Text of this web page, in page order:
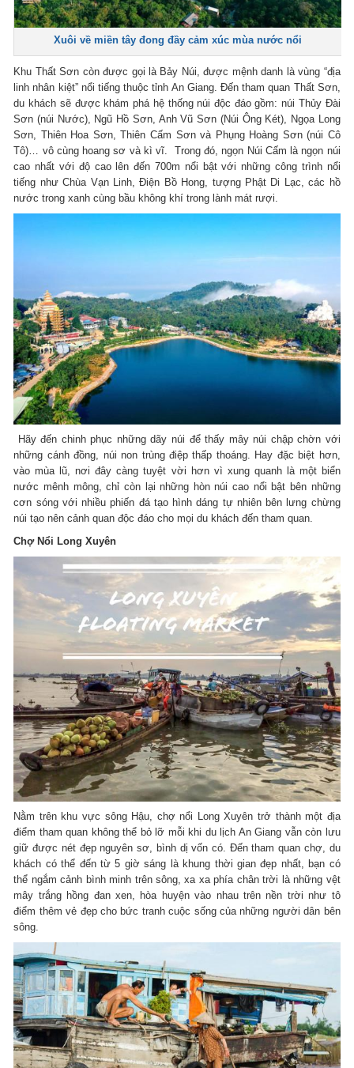
Xuôi về miền tây đong đầy cảm xúc mùa nước nổi
Khu Thất Sơn còn được gọi là Bảy Núi, được mệnh danh là vùng “địa
linh nhân kiệt” nổi tiếng thuộc tỉnh An Giang. Đến tham quan Thất Sơn,
du khách sẽ được khám phá hệ thống núi độc đáo gồm: núi Thủy Đài
Sơn (núi Nước), Ngũ Hồ Sơn, Anh Vũ Sơn (Núi Ông Két), Ngọa Long
Sơn, Thiên Hoa Sơn, Thiên Cấm Sơn và Phụng Hoàng Sơn (núi Cô
Tô)… vô cùng hoang sơ và kì vĩ. Trong đó, ngọn Núi Cấm là ngọn núi
cao nhất với độ cao lên đến 700m nổi bật với những công trình nổi
tiếng như Chùa Vạn Linh, Điện Bồ Hong, tượng Phật Di Lạc, các hồ
nước trong xanh cùng bầu không khí trong lành mát rượi.
Hãy đến chinh phục những dãy núi để thấy mây núi chập chờn với
những cánh đồng, núi non trùng điệp thấp thoáng. Hay đặc biệt hơn,
vào mùa lũ, nơi đây càng tuyệt vời hơn vì xung quanh là một biển
nước mênh mông, chỉ còn lại những hòn núi cao nổi bật bên những
cơn sóng với nhiều phiến đá tạo hình dáng tự nhiên bên lưng chừng
núi tạo nên cảnh quan độc đáo cho mọi du khách đến tham quan.
Chợ Nổi Long Xuyên
Nằm trên khu vực sông Hậu, chợ nổi Long Xuyên trở thành một địa
điểm tham quan không thể bỏ lỡ mỗi khi du lịch An Giang vẫn còn lưu
giữ được nét đẹp nguyên sơ, bình dị vốn có. Đến tham quan chợ, du
khách có thể đến từ 5 giờ sáng là khung thời gian đẹp nhất, bạn có
thể ngắm cảnh bình minh trên sông, xa xa phía chân trời là những vệt
mây trắng hồng đan xen, hòa huyện vào nhau trên nền trời như tô
điểm thêm vẻ đẹp cho bức tranh cuộc sống của những người dân bên
sông.